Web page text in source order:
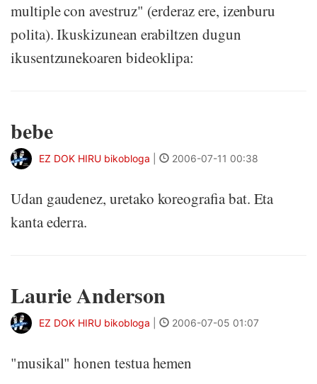
multiple con avestruz" (erderaz ere, izenburu
polita). Ikuskizunean erabiltzen dugun
ikusentzunekoaren bideoklipa:
bebe
EZ DOK HIRU bikobloga 2006-07-11 00:38
Udan gaudenez, uretako koreografia bat. Eta
kanta ederra.
Laurie Anderson
EZ DOK HIRU bikobloga 2006-07-05 01:07
"musikal" honen testua hemen